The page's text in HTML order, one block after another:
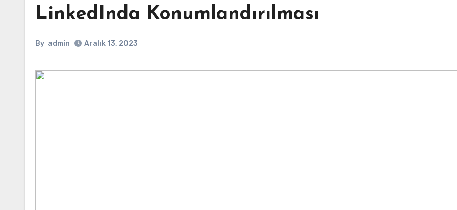
LinkedInda Konumlandırılması
By admin Aralık 13, 2023